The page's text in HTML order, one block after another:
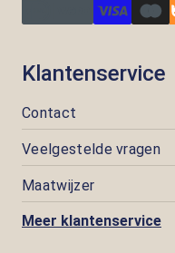
Klantenservice
Contact
Veelgestelde vragen
Maatwijzer
Meer klantenservice